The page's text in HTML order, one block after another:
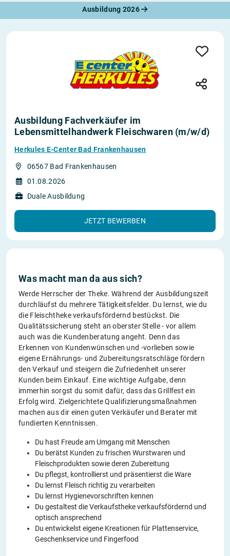
Ausbildung 2026
Ausbildung Fachverkäufer im
Lebensmittelhandwerk Fleischwaren (m/w/d)
Herkules E-Center Bad Frankenhausen
06567 Bad Frankenhausen
01.08.2026
Duale Ausbildung
JETZT BEWERBEN
Was macht man da aus sich?
Werde Herrscher der Theke. Während der Ausbildungszeit
durchläufst du mehrere Tätigkeitsfelder. Du lernst, wie du
die Fleischtheke verkaufsfördernd bestückst. Die
Qualitätssicherung steht an oberster Stelle - vor allem
auch was die Kundenberatung angeht. Denn das
Erkennen von Kundenwünschen und -vorlieben sowie
eigene Ernährungs- und Zubereitungsratschläge fördern
den Verkauf und steigern die Zufriedenheit unserer
Kunden beim Einkauf. Eine wichtige Aufgabe, denn
immerhin sorgst du somit dafür, dass das Grillfest ein
Erfolg wird. Zielgerichtete Qualifizierungsmaßnahmen
machen aus dir einen guten Verkäufer und Berater mit
fundierten Kenntnissen.
Du hast Freude am Umgang mit Menschen
Du berätst Kunden zu frischen Wurstwaren und
Fleischprodukten sowie deren Zubereitung
Du pflegst, kontrollierst und präsentierst die Ware
Du lernst Fleisch richtig zu verarbeiten
Du lernst Hygienevorschriften kennen
Du gestaltest die Verkaufstheke verkaufsfördernd und
optisch ansprechend
Du entwickelst eigene Kreationen für Plattenservice,
Geschenkservice und Fingerfood